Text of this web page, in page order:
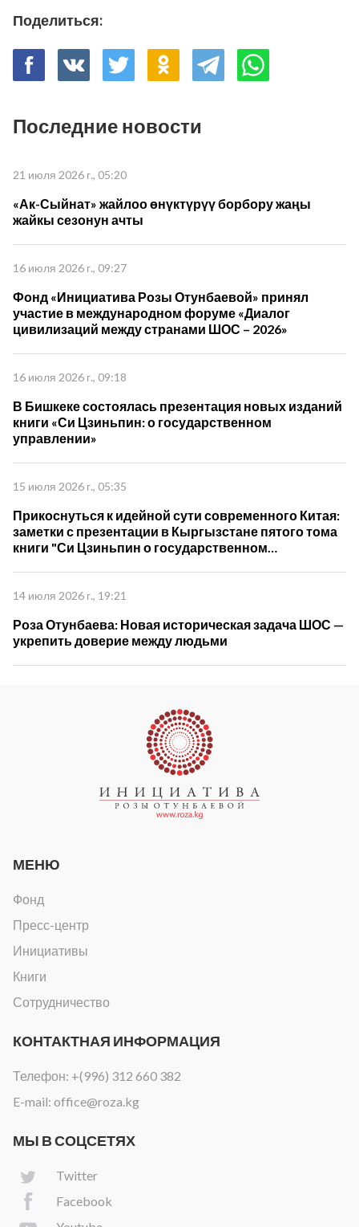
Поделиться:
Последние новости
21 июля 2026 г., 05:20
«Ак-Сыйнат» жайлоо өнүктүрүү борбору жаңы
жайкы сезонун ачты
16 июля 2026 г., 09:27
Фонд «Инициатива Розы Отунбаевой» принял
участие в международном форуме «Диалог
цивилизаций между странами ШОС – 2026»
16 июля 2026 г., 09:18
В Бишкеке состоялась презентация новых изданий
книги «Си Цзиньпин: о государственном
управлении»
15 июля 2026 г., 05:35
Прикоснуться к идейной сути современного Китая:
заметки с презентации в Кыргызстане пятого тома
книги "Си Цзиньпин о государственном
14 июля 2026 г., 19:21
Роза Отунбаева: Новая историческая задача ШОС —
укрепить доверие между людьми
МЕНЮ
Фонд
Пресс-центр
Инициативы
Книги
Сотрудничество
КОНТАКТНАЯ ИНФОРМАЦИЯ
Телефон: +(996) 312 660 382
E-mail: office@roza.kg
МЫ В СОЦСЕТЯХ
Twitter
Facebook